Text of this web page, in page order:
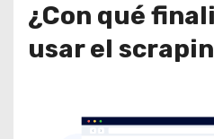
¿Con qué
usar el